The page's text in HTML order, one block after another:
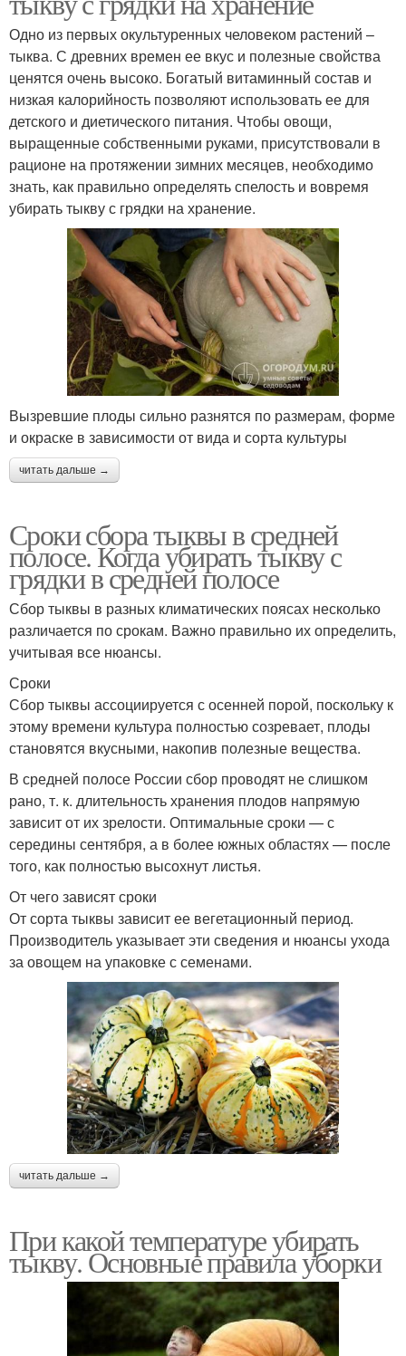
Одно из первых окультуренных человеком растений –
тыква. С древних времен ее вкус и полезные свойства
ценятся очень высоко. Богатый витаминный состав и
низкая калорийность позволяют использовать ее для
детского и диетического питания. Чтобы овощи,
выращенные собственными руками, присутствовали в
рационе на протяжении зимних месяцев, необходимо
знать, как правильно определять спелость и вовремя
убирать тыкву с грядки на хранение.
Вызревшие плоды сильно разнятся по размерам, форме
и окраске в зависимости от вида и сорта культуры
читать дальше →
Сроки сбора тыквы в средней
полосе. Когда убирать тыкву с
грядки в средней полосе
Сбор тыквы в разных климатических поясах несколько
различается по срокам. Важно правильно их определить,
учитывая все нюансы.
Сроки
Сбор тыквы ассоциируется с осенней порой, поскольку к
этому времени культура полностью созревает, плоды
становятся вкусными, накопив полезные вещества.
В средней полосе России сбор проводят не слишком
рано, т. к. длительность хранения плодов напрямую
зависит от их зрелости. Оптимальные сроки — с
середины сентября, а в более южных областях — после
того, как полностью высохнут листья.
От чего зависят сроки
От сорта тыквы зависит ее вегетационный период.
Производитель указывает эти сведения и нюансы ухода
за овощем на упаковке с семенами.
читать дальше →
При какой температуре убирать
тыкву. Основные правила уборки